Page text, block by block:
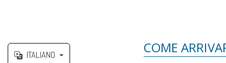
ITALIANO COME